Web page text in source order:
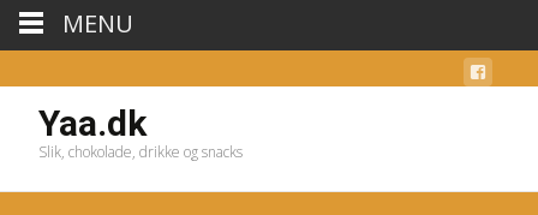
Yaa.dk
Slik, chokolade, drikke og snacks
MENU